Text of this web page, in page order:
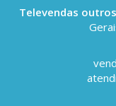
Televendas